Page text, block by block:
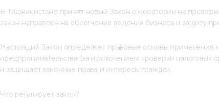
В Таджикистане принят новый Закон о моратории на
закон направлен на облегчение ведения бизнеса и защиту
Настоящий Закон определяет правовые основы применения
предпринимательства (за исключением проверки налоговых
и защищает законные права и интересы граждан.
Что регулирует закон?